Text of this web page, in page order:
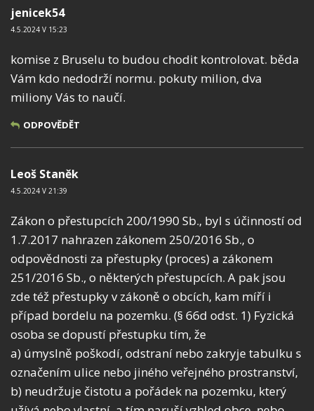
jenicek54
4.5.2024 V 15:23
komise z Bruselu to budou chodit kontrolovat. běda
Vám kdo nedodrží normu. pokuty milion, dva
miliony Vás to naučí.
ODPOVĚDĚT
Leoš Staněk
4.5.2024 V 21:39
Zákon o přestupcích 200/1990 Sb., byl s účinností od
1.7.2017 nahrazen zákonem 250/2016 Sb., o
odpovědnosti za přestupky (proces) a zákonem
251/2016 Sb., o některých přestupcích. A pak jsou
zde též přestupky v zákoně o obcích, kam míří i
případ bordelu na pozemku. (§ 66d odst. 1) Fyzická
osoba se dopustí přestupku tím, že
a) úmyslně poškodí, odstraní nebo zakryje tabulku s
označením ulice nebo jiného veřejného prostranství,
b) neudržuje čistotu a pořádek na pozemku, který